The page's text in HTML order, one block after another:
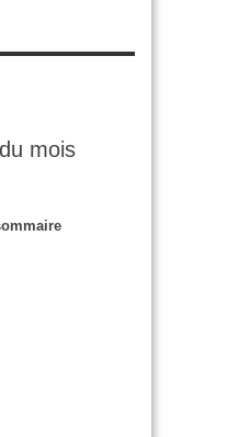
mois